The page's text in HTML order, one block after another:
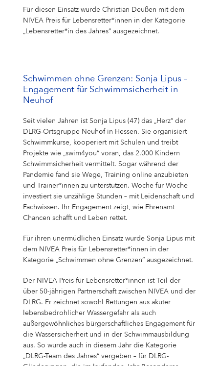
Für diesen Einsatz wurde Christian Deußen mit dem
NIVEA Preis für Lebensretter*innen in der Kategorie
„Lebensretter*in des Jahres“ ausgezeichnet.
Schwimmen ohne Grenzen: Sonja Lipus –
Engagement für Schwimmsicherheit in
Neuhof
Seit vielen Jahren ist Sonja Lipus (47) das „Herz“ der
DLRG-Ortsgruppe Neuhof in Hessen. Sie organisiert
Schwimmkurse, kooperiert mit Schulen und treibt
Projekte wie „swim4you“ voran, das 2.000 Kindern
Schwimmsicherheit vermittelt. Sogar während der
Pandemie fand sie Wege, Training online anzubieten
und Trainer*innen zu unterstützen. Woche für Woche
investiert sie unzählige Stunden – mit Leidenschaft und
Fachwissen. Ihr Engagement zeigt, wie Ehrenamt
Chancen schafft und Leben rettet.
Für ihren unermüdlichen Einsatz wurde Sonja Lipus mit
dem NIVEA Preis für Lebensretter*innen in der
Kategorie „Schwimmen ohne Grenzen“ ausgezeichnet.
Der NIVEA Preis für Lebensretter*innen ist Teil der
über 50-jährigen Partnerschaft zwischen NIVEA und der
DLRG. Er zeichnet sowohl Rettungen aus akuter
lebensbedrohlicher Wassergefahr als auch
außergewöhnliches bürgerschaftliches Engagement für
die Wassersicherheit und in der Schwimmausbildung
aus. So wurde auch in diesem Jahr die Kategorie
„DLRG-Team des Jahres“ vergeben – für DLRG-